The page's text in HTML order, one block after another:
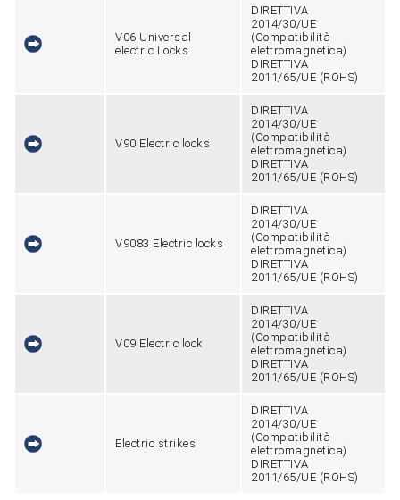
V06 Universal
electric Locks
DIRETTIVA
2014/30/UE
(Compatibilità
elettromagnetica)
DIRETTIVA
2011/65/UE (ROHS)
V90 Electric locks
DIRETTIVA
2014/30/UE
(Compatibilità
elettromagnetica)
DIRETTIVA
2011/65/UE (ROHS)
V9083 Electric locks
DIRETTIVA
2014/30/UE
(Compatibilità
elettromagnetica)
DIRETTIVA
2011/65/UE (ROHS)
V09 Electric lock
DIRETTIVA
2014/30/UE
(Compatibilità
elettromagnetica)
DIRETTIVA
2011/65/UE (ROHS)
Electric strikes
DIRETTIVA
2014/30/UE
(Compatibilità
elettromagnetica)
DIRETTIVA
2011/65/UE (ROHS)